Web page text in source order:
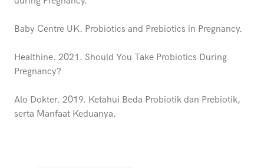
Baby Centre UK. Probiotics and Prebiotics in Pregnancy.
Healthine. 2021. Should You Take Probiotics During
Pregnancy?
Alo Dokter. 2019. Ketahui Beda Probiotik dan Prebiotik,
serta Manfaat Keduanya.